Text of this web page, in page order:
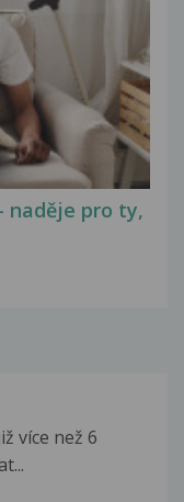
naděje pro ty,
více než 6